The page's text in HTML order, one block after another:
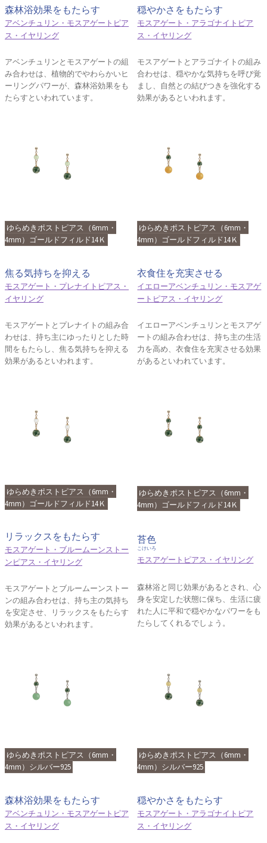
森林浴効果をもたらす
アベンチュリン・モスアゲートピア
ス・イヤリング
アベンチュリンとモスアゲートの組
み合わせは、植物的でやわらかいヒ
ーリングパワーが、森林浴効果をも
たらすといわれています。
穏やかさをもたらす
モスアゲート・アラゴナイトピア
ス・イヤリング
モスアゲートとアラゴナイトの組み
合わせは、穏やかな気持ちを呼び覚
まし、自然との結びつきを強化する
効果があるといわれます。
ゆらめきポストピアス（6mm・
4mm）ゴールドフィルド14Ｋ
焦る気持ちを抑える
モスアゲート・プレナイトピアス・
イヤリング
モスアゲートとプレナイトの組み合
わせは、持ち主にゆったりとした時
間をもたらし、焦る気持ちを抑える
効果があるといわれます。
ゆらめきポストピアス（6mm・
4mm）ゴールドフィルド14Ｋ
衣食住を充実させる
イエローアベンチュリン・モスアゲ
ートピアス・イヤリング
イエローアベンチュリンとモスアゲ
ートの組み合わせは、持ち主の生活
力を高め、衣食住を充実させる効果
があるといわれています。
ゆらめきポストピアス（6mm・
4mm）ゴールドフィルド14Ｋ
リラックスをもたらす
モスアゲート・ブルームーンストー
ンピアス・イヤリング
モスアゲートとブルームーンストー
ンの組み合わせは、持ち主の気持ち
を安定させ、リラックスをもたらす
効果があるといわれます。
ゆらめきポストピアス（6mm・
4mm）ゴールドフィルド14Ｋ
苔色
こけいろ
モスアゲートピアス・イヤリング
森林浴と同じ効果があるとされ、心
身を安定した状態に保ち、生活に疲
れた人に平和で穏やかなパワーをも
たらしてくれるでしょう。
ゆらめきポストピアス（6mm・
4mm）シルバー925
森林浴効果をもたらす
アベンチュリン・モスアゲートピア
ス・イヤリング
ゆらめきポストピアス（6mm・
4mm）シルバー925
穏やかさをもたらす
モスアゲート・アラゴナイトピア
ス・イヤリング